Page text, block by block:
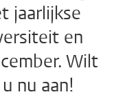
jaarlijkse
en
Wilt
nu aan!